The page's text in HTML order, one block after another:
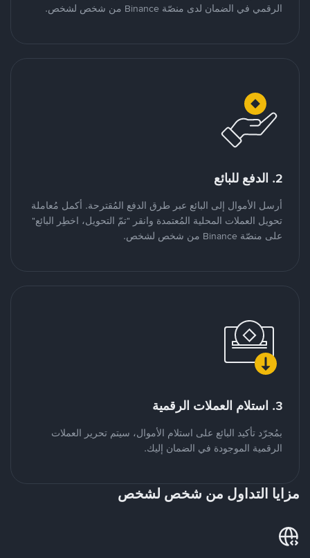
الرقمي في الضمان لدى منصّة Binance من شخص لشخص.
2. الدفع للبائع
أرسل الأموال إلى البائع عبر طرق الدفع المُقترحة. أكمل مُعاملة
تحويل العملات المحلية المُعتمدة وانقر "تمّ التحويل، اخطِر البائع"
على منصّة Binance من شخص لشخص.
3. استلام العملات الرقمية
بمُجرّد تأكيد البائع على استلام الأموال، سيتم تحرير العملات
الرقمية الموجودة في الضمان إليك.
مزايا التداول من شخص لشخص